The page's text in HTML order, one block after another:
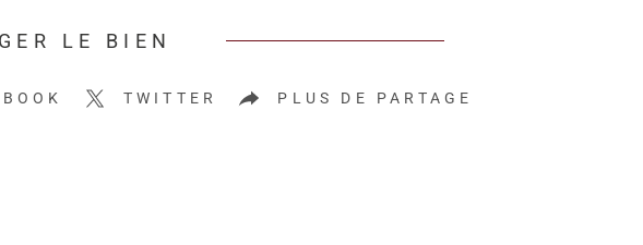
LE BIEN
TWITTER PLUS DE PARTAGE